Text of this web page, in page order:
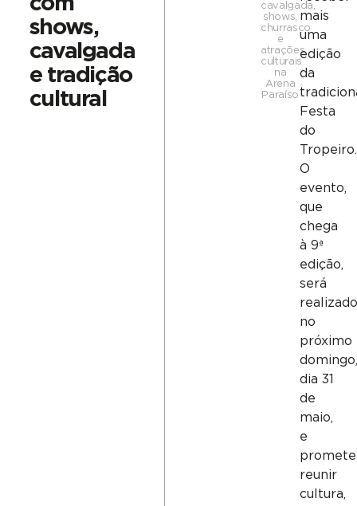
shows,
cavalgada
e tradição
cultural
cavalgada,
shows,
churrasco
e
atrações
culturais
na
Arena
Paraíso
mais
uma
edição
da
Festa
do
Tropeiro.
O
evento,
que
chega
à 9ª
edição,
será
no
próximo
dia 31
de
maio,
e
promete
reunir
cultura,